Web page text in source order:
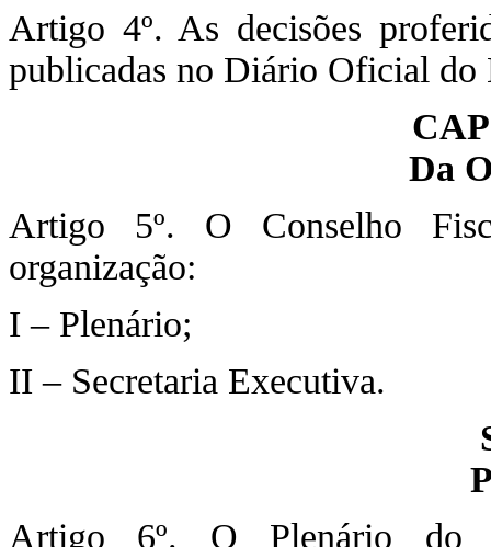
Artigo 4º. As decisões
publicadas no Diário Oficial
Da
Artigo 5º. O Conselho
organização:
I – Plenário;
II – Secretaria Executiva.
Artigo 6º. O Plenário do